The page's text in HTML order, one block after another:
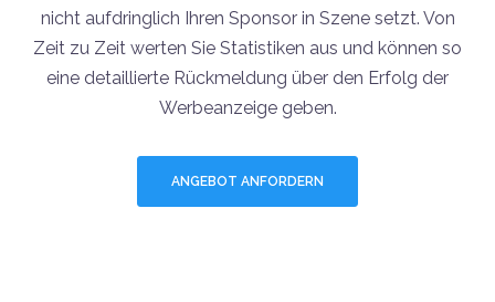
nicht aufdringlich Ihren Sponsor in Szene setzt. Von
Zeit zu Zeit werten Sie Statistiken aus und können so
eine detaillierte Rückmeldung über den Erfolg der
Werbeanzeige geben.
ANGEBOT ANFORDERN